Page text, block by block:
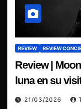
REVIEW REVIEW
Review |
luna en su
21/03/2026